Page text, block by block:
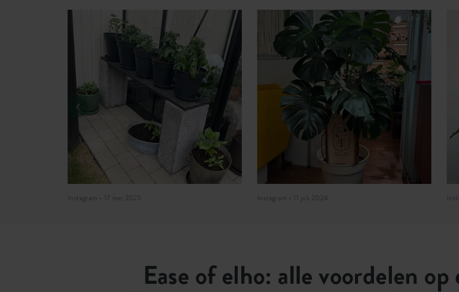
Instagram • 17 mei 2025 Instagram • 11 juli 2024
Ease of elho: alle voordelen